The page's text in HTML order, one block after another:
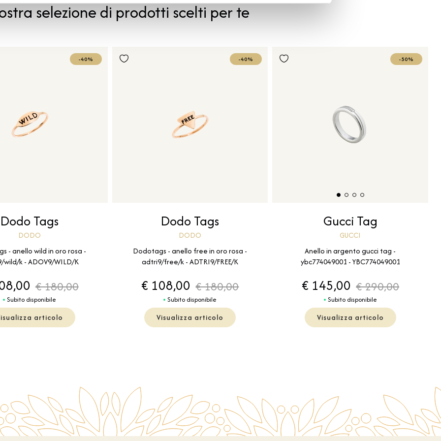
selezione di prodotti scelti per te
-40%
Dodo Tags
DODO
- anello wild in oro rosa -
wild/k - ADOV9/WILD/K
€ 180,00
Subito disponibile
articolo
-40%
Dodo Tags
DODO
Dodotags - anello free in oro rosa -
adtri9/free/k - ADTRI9/FREE/K
€ 108,00 € 180,00
Subito disponibile
Visualizza articolo
-50%
Gucci Tag
GUCCI
Anello in argento gucci tag -
ybc774049001 - YBC774049001
€ 145,00 € 290,00
Subito disponibile
Visualizza articolo